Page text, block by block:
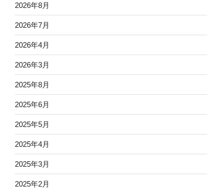
2026年8月
2026年7月
2026年4月
2026年3月
2025年8月
2025年6月
2025年5月
2025年4月
2025年3月
2025年2月